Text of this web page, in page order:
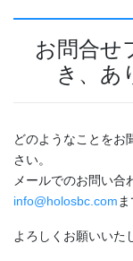
お問合せ
き、あ
どのようなことをお
さい。
メールでのお問い合
info@holosbc.com
よろしくお願いいた